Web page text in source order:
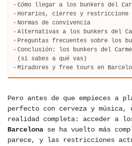
Cómo llegar a los bunkers del
Horarios, cierres y restriccione
Normas de convivencia
Alternativas a los bunkers del
Preguntas frecuentes sobre los
Conclusión: los bunkers del
(si sabes a qué vas)
Miradores y free tours en
Pero antes de que empieces a
perfecto con cerveza y música,
realidad completa: acceder a
Barcelona se ha vuelto más
parece, y las restricciones